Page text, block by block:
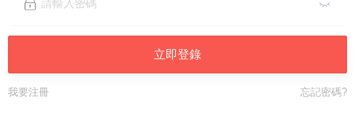
立即登錄
我要注冊 忘記密碼?